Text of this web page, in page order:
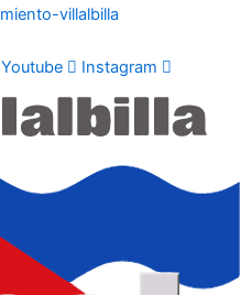
Youtube Instagram